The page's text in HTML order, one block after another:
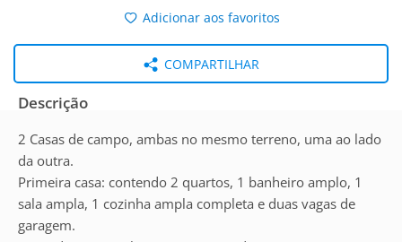
Adicionar aos favoritos
COMPARTILHAR
Descrição
2 Casas de campo, ambas no mesmo terreno, uma ao lado
da outra.
Primeira casa: contendo 2 quartos, 1 banheiro amplo, 1
sala ampla, 1 cozinha ampla completa e duas vagas de
garagem.